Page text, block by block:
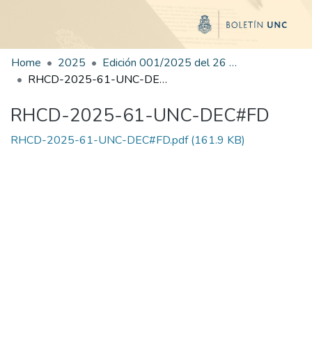
Home 2025
Edición 001/2025 del 26 de mayo de 2025
RHCD-2025-61-UNC-DEC#FD
RHCD-2025-61-UNC-DEC#FD
RHCD-2025-61-UNC-DEC#FD.pdf(161.9 KB)